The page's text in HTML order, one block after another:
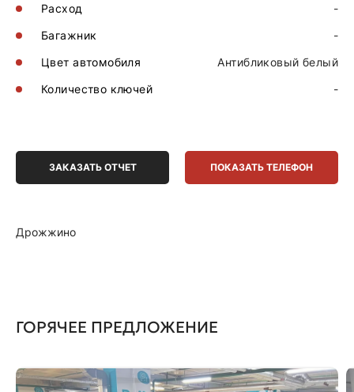
Расход
-
Багажник
-
Цвет автомобиля
Антибликовый белый
Количество ключей
-
ЗАКАЗАТЬ ОТЧЕТ ПОКАЗАТЬ ТЕЛЕФОН
Дрожжино
ГОРЯЧЕЕ ПРЕДЛОЖЕНИЕ